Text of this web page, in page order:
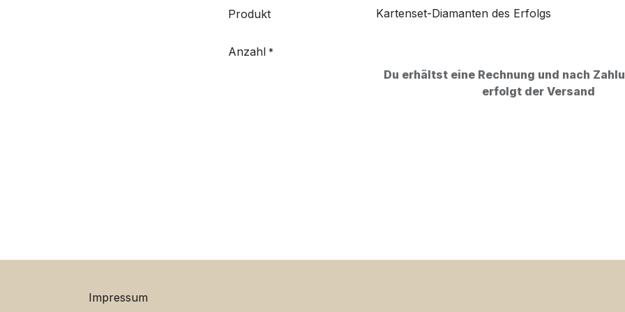
Produkt
Anzahl *
Du erhältst eine Rechnung und nach
erfolgt der Versand
Impressum